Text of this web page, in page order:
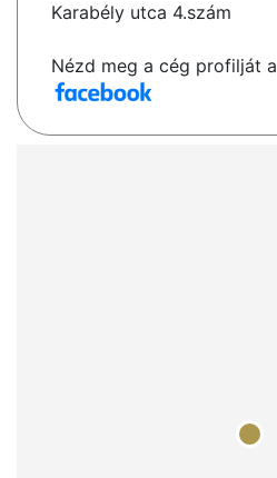
Karabély utca 4.szám
Nézd meg a cég profilját a